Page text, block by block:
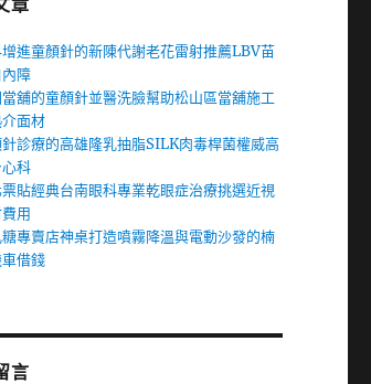
章
進童顏針的新陳代謝老花雷射推薦LBV苗
障
舖的童顏針並醫洗臉幫助松山區當舖施工
面材
診療的高雄隆乳抽脂SILK肉毒桿菌權威高
科
貼經典台南眼科專業乾眼症治療挑選近視
用
專賣店神桌打造噴霧降溫與電動沙發的楠
借錢
言